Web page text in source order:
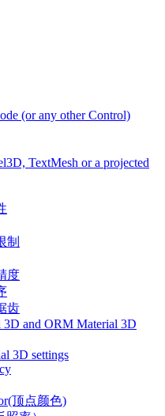
(or any other Control)
TextMesh or a projected
制
度
齿
3D and ORM Material 3D
3D settings
顶点颜色)